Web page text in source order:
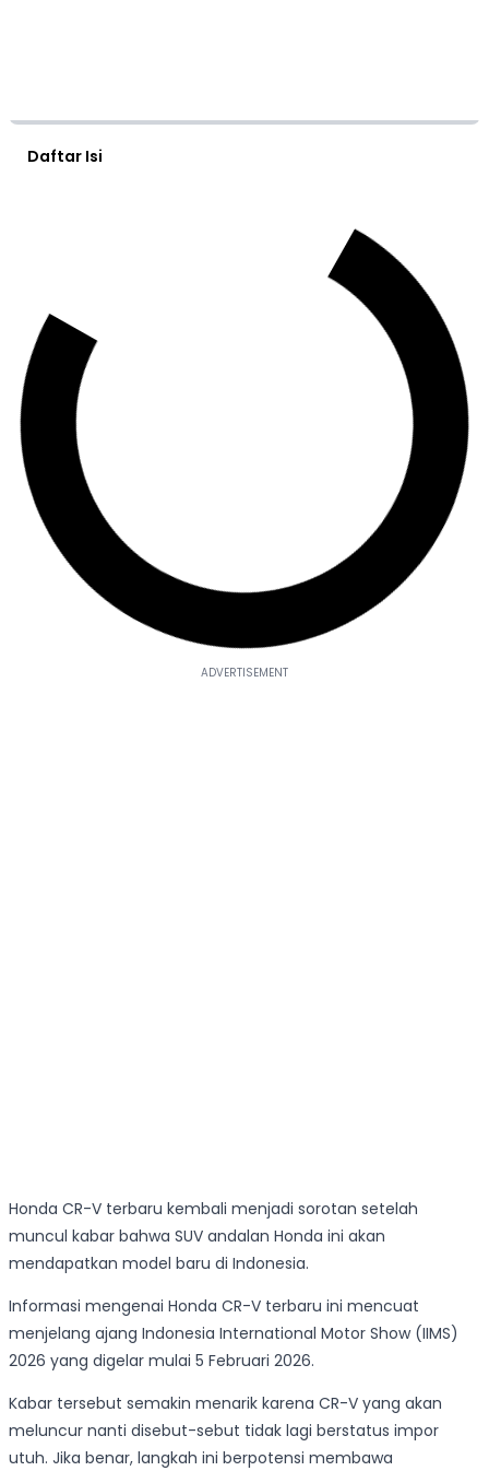
Daftar Isi
Honda CR-V terbaru kembali menjadi sorotan setelah
muncul kabar bahwa SUV andalan Honda ini akan
mendapatkan model baru di Indonesia.
Informasi mengenai Honda CR-V terbaru ini mencuat
menjelang ajang Indonesia International Motor Show (IIMS)
2026 yang digelar mulai 5 Februari 2026.
Kabar tersebut semakin menarik karena CR-V yang akan
meluncur nanti disebut-sebut tidak lagi berstatus impor
utuh. Jika benar, langkah ini berpotensi membawa